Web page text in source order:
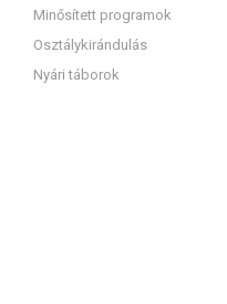
Minősített programok
Osztálykirándulás
Nyári táborok